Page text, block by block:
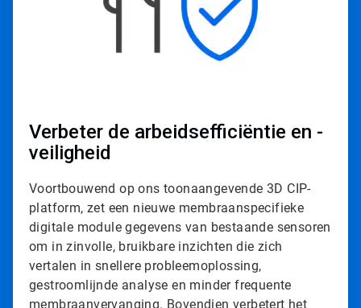
Verbeter de arbeidsefficiëntie en -
veiligheid
Voortbouwend op ons toonaangevende 3D CIP-
platform, zet een nieuwe membraanspecifieke
digitale module gegevens van bestaande sensoren
om in zinvolle, bruikbare inzichten die zich
vertalen in snellere probleemoplossing,
gestroomlijnde analyse en minder frequente
membraanvervanging. Bovendien verbetert het